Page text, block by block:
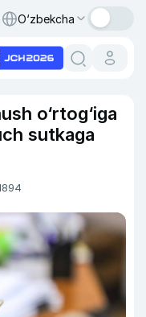
O‘zbekcha
o‘rtog‘iga
sutkaga